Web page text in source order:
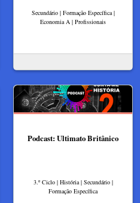
Secundário | Formação Específica |
Economia A | Profissionais
Podcast: Ultimato Britânico
3.º Ciclo | História | Secundário |
Formação Específica